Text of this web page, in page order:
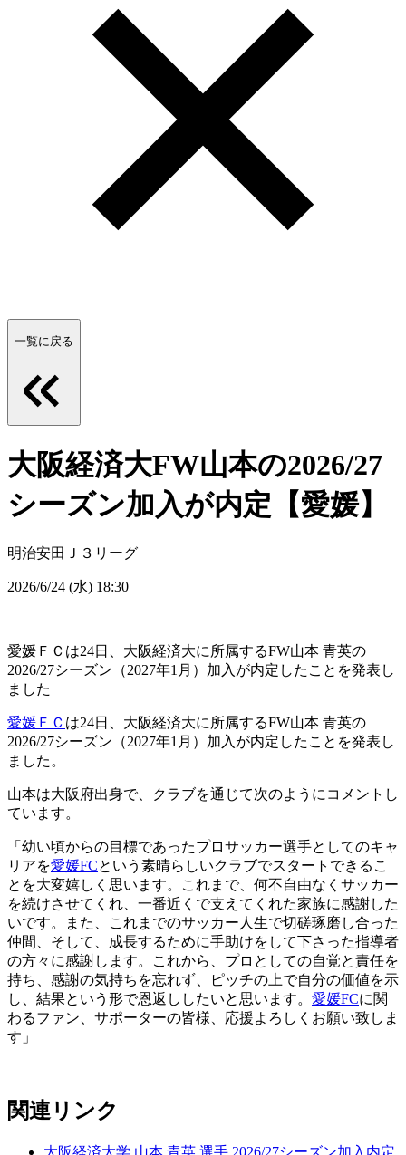
一覧に戻る
大阪経済大FW山本の2026/27
シーズン加入が内定【愛媛】
明治安田Ｊ３リーグ
2026/6/24 (水) 18:30
愛媛ＦＣは24日、大阪経済大に所属するFW山本 青英の
2026/27シーズン（2027年1月）加入が内定したことを発表し
ました
愛媛ＦＣ は24日、大阪経済大に所属するFW山本 青英の
2026/27シーズン（2027年1月）加入が内定したことを発表し
ました。
山本は大阪府出身で、クラブを通じて次のようにコメントし
ています。
「幼い頃からの目標であったプロサッカー選手としてのキャ
リアを愛媛FCという素晴らしいクラブでスタートできるこ
とを大変嬉しく思います。これまで、何不自由なくサッカー
を続けさせてくれ、一番近くで支えてくれた家族に感謝した
いです。また、これまでのサッカー人生で切磋琢磨し合った
仲間、そして、成長するために手助けをして下さった指導者
の方々に感謝します。これから、プロとしての自覚と責任を
持ち、感謝の気持ちを忘れず、ピッチの上で自分の価値を示
し、結果という形で恩返ししたいと思います。 愛媛FCに関
わるファン、サポーターの皆様、応援よろしくお願い致しま
す」
関連リンク
大阪経済大学 山本 青英 選手 2026/27シーズン加入内定